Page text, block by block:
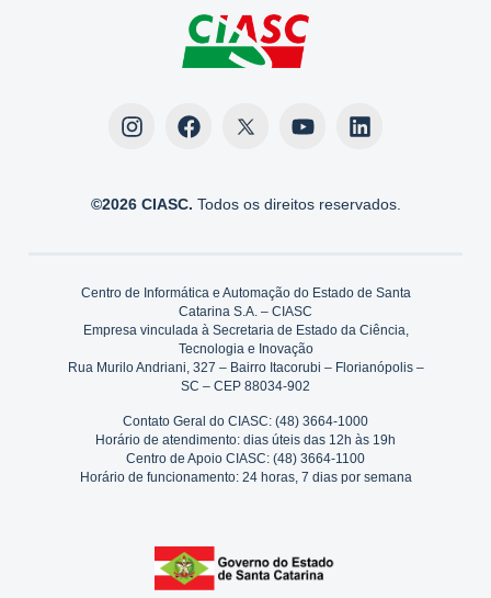
©2026 CIASC. Todos os direitos reservados.
Centro de Informática e Automação do Estado de Santa
Catarina S.A. – CIASC
Empresa vinculada à Secretaria de Estado da Ciência,
Tecnologia e Inovação
Rua Murilo Andriani, 327 – Bairro Itacorubi – Florianópolis –
SC – CEP 88034-902
Contato Geral do CIASC: (48) 3664-1000
Horário de atendimento: dias úteis das 12h às 19h
Centro de Apoio CIASC: (48) 3664-1100
Horário de funcionamento: 24 horas, 7 dias por semana